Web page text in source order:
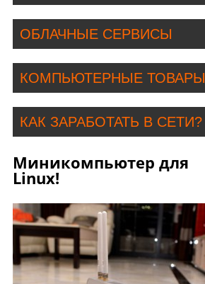
ОБЛАЧНЫЕ СЕРВИСЫ
КОМПЬЮТЕРНЫЕ ТОВАРЫ
КАК ЗАРАБОТАТЬ В СЕТИ?
Миникомпьютер для
Linux!